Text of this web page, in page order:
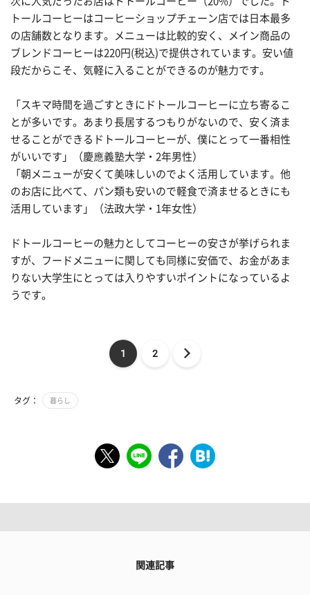
トールコーヒーはコーヒーショップチェーン店では日本最多
の店舗数となります。メニューは比較的安く、メイン商品の
ブレンドコーヒーは220円(税込)で提供されています。安い値
段だからこそ、気軽に入ることができるのが魅力です。
「スキマ時間を過ごすときにドトールコーヒーに立ち寄るこ
とが多いです。あまり長居するつもりがないので、安く済ま
せることができるドトールコーヒーが、僕にとって一番相性
がいいです」（慶應義塾大学・2年男性）
「朝メニューが安くて美味しいのでよく活用しています。他
のお店に比べて、パン類も安いので軽食で済ませるときにも
活用しています」（法政大学・1年女性）
ドトールコーヒーの魅力としてコーヒーの安さが挙げられま
すが、フードメニューに関しても同様に安価で、お金があま
りない大学生にとっては入りやすいポイントになっているよ
うです。
1 2
タグ： 暮らし
関連記事